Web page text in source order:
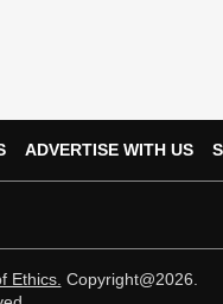
ADVERTISE WITH US
Ethics. Copyright@2026.